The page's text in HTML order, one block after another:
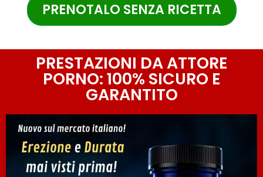
PRENOTALO SENZA RICETTA
PRESTAZIONI DA ATTORE
PORNO: 100% SICURO E
GARANTITO